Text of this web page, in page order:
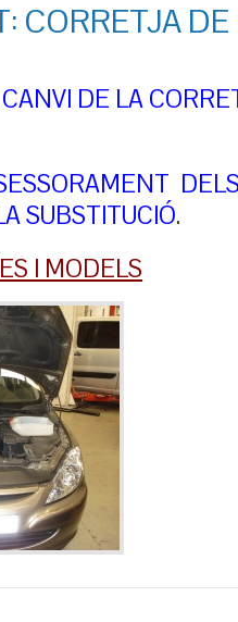
CORRETJA
DE LA
SUBSTITUCIÓ.
I MODELS